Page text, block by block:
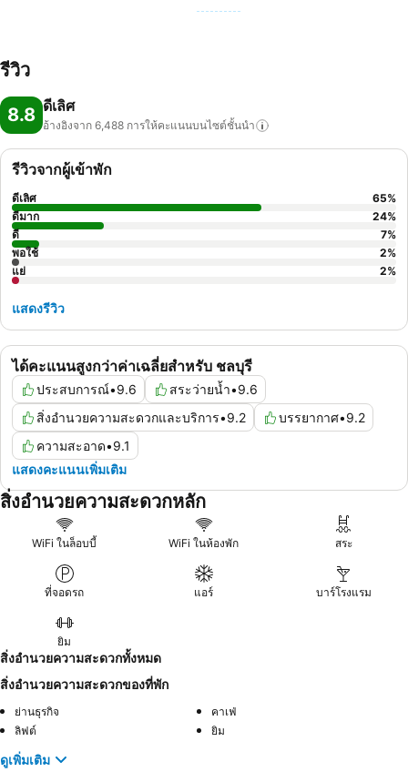
รีวิว
8.8 ดีเลิศ
อ้างอิงจาก 6,488 การให้คะแนนบนไซต์ชั้นนำ
ได้คะแนนสูงกว่าค่าเฉลี่ยสำหรับ ชลบุรี
ประสบการณ์•9.6 สระว่ายน้ำ•9.6
สิ่งอำนวยความสะดวกและบริการ•9.2 บรรยากาศ•9.2
ความสะอาด•9.1
แสดงคะแนนเพิ่มเติม
รีวิวจากผู้เข้าพัก
ดีเลิศ 65%
ดีมาก
24%
ดี
7%
พอใช้
2%
แย่
2%
แสดงรีวิว
สิ่งอำนวยความสะดวกหลัก
WiFi ในล็อบบี้ WiFi ในห้องพัก สระ
ที่จอดรถ แอร์ บาร์โรงแรม
ยิม
สิ่งอำนวยความสะดวกทั้งหมด
สิ่งอำนวยความสะดวกของที่พัก
ย่านธุรกิจ
คาเฟ่
ลิฟต์
ยิม
ดูเพิ่มเติม